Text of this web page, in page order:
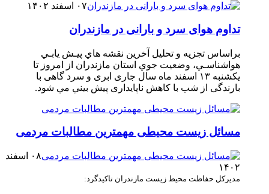
۰۷ اسفند ۱۴۰۲
تداوم هوای سرد و بارانی در مازندران
براساس تجزیه و تحلیل آخرین نقشه هاي پيـش يابـي
هواشناسـي، وضعيت جوي استان مازندران از امروز تا
یکشنبه ۱۳ اسفند ماه سال جاری ابری و سرد گاهی با
بارندگی از شب با کاهش ناپایداری پيش ‏بيني مي‏ شود.
مسائل زیست محیطی مهمترین مطالبات مردمی
۰۸ اسفند
۱۴۰۲
مدیرکل حفاظت محیط زیست مازندران تاکید‌گرد: